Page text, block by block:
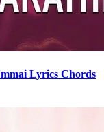
Lyrics Chords